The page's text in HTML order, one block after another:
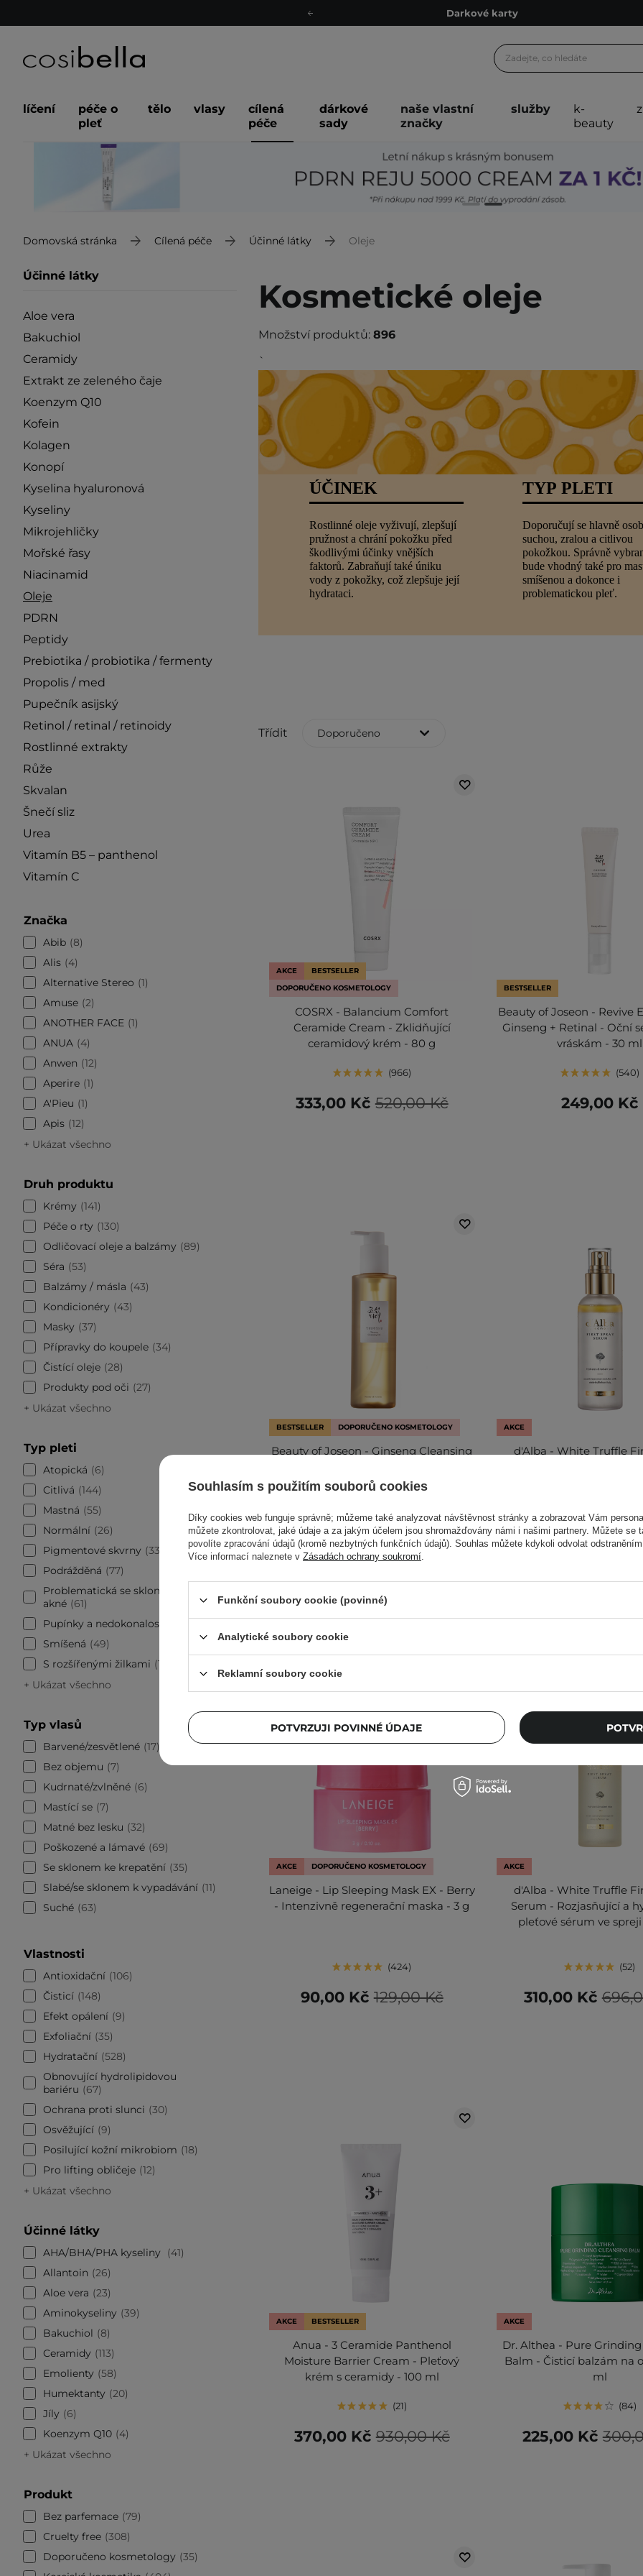
Ekologické balení
Odeslání do 24 hod.
Ekologické balení
líčení
péče o
pleť
tělo vlasy
cílená
péče
dárkové
sady
naše vlastní
značky
služby
k-
beauty
Domovská stránka Cílená péče Účinné látky Oleje
Účinné látky
Aloe vera
Bakuchiol
Ceramidy
Extrakt ze zeleného čaje
Koenzym Q10
Kofein
Kolagen
Konopí
Kyselina hyaluronová
Kyseliny
Mikrojehličky
Mořské řasy
Niacinamid
Oleje
PDRN
Peptidy
Prebiotika / probiotika / fermenty
Propolis / med
Pupečník asijský
Retinol / retinal / retinoidy
Rostlinné extrakty
Růže
Skvalan
Šnečí sliz
Urea
Vitamín B5 – panthenol
Vitamín C
Značka
Abib 8
Alis
4
Alternative Stereo
1
Amuse 2
ANOTHER FACE 1
ANUA
4
Anwen
12
Aperire 1
A'Pieu
1
Apis 12
+ Ukázat všechno
Druh produktu
Krémy
141
Péče o rty
130
Odličovací oleje a balzámy
89
Séra
53
Balzámy / másla
43
Kondicionéry
43
Masky
37
Přípravky do koupele 34
Čistící oleje 28
Produkty pod oči
27
+ Ukázat všechno
Typ pleti
Atopická
6
Citlivá
144
Mastná
55
Normální 26
Pigmentové skvrny
33
Podrážděná
77
Problematická se sklonem k
akné
61
Pupínky a nedokonalosti
Smíšená
49
S rozšířenými žilkami
11
+ Ukázat všechno
Typ vlasů
Barvené/zesvětlené 17
Bez objemu
7
Kudrnaté/zvlněné
6
Mastící se 7
Matné bez lesku
32
Poškozené a lámavé
69
Se sklonem ke krepatění 35
Slabé/se sklonem k vypadávání 11
Suché
63
Vlastnosti
Antioxidační 106
Čisticí 148
Efekt opálení 9
Exfoliační 35
Hydratační 528
Obnovující hydrolipidovou
bariéru
67
Ochrana proti slunci
30
Osvěžující 9
Posilující kožní mikrobiom
18
Pro lifting obličeje 12
+ Ukázat všechno
Účinné látky
AHA/BHA/PHA kyseliny
41
Allantoin
26
Aloe vera
23
Aminokyseliny
39
Bakuchiol
8
Ceramidy
113
Emolienty
58
Humektanty
20
Jíly
6
Koenzym Q10
4
+ Ukázat všechno
Produkt
Bez parfemace 79
Cruelty free 308
Doporučeno kosmetology
35
Kosmetické oleje
Množství produktů: 896
`
ÚČINEK
Rostlinné oleje vyživují, zlepšují
pružnost a chrání pokožku před
škodlivými účinky vnějších
faktorů. Zabraňují také úniku
vody z pokožky, což zlepšuje její
hydrataci.
TYP PLETI
Doporučují se hlavně
suchou, zralou a citlivou
pokožkou. Správně
bude vhodný také pro
smíšenou a dokonce i
problematickou pleť.
Třídit Doporučeno
AKCE
BESTSELLER
DOPORUČENO KOSMETOLOGY
COSRX - Balancium Comfort
Ceramide Cream - Zklidňující
ceramidový krém - 80 g
966
520,00 Kč
333,00 Kč
BESTSELLER
Beauty of Joseon - Revive
Ginseng + Retinal - Oční
vráskám - 30 ml
540
249,00 Kč
BESTSELLER DOPORUČENO KOSMETOLOGY
Beauty of Joseon - Ginseng Cleansing
- 210 ml
584
407,00 Kč
AKCE
d'Alba - White Truffle
463,00 Kč
AKCE DOPORUČENO KOSMETOLOGY
Laneige - Lip Sleeping Mask EX - Berry
- Intenzivně regenerační maska - 3 g
424
129,00 Kč
90,00 Kč
AKCE
d'Alba - White Truffle
Serum - Rozjasňující a
pleťové sérum ve
52
310,00 Kč
AKCE BESTSELLER
Anua - 3 Ceramide Panthenol
Moisture Barrier Cream - Pleťový
krém s ceramidy - 100 ml
21
930,00 Kč
370,00 Kč
AKCE
Dr. Althea - Pure
Balm - Čisticí balzám na
ml
84
225,00 Kč
Souhlasím s použitím souborů cookies
Díky cookies web funguje správně; můžeme také analyzovat návštěvnost stránky a zobrazovat Vám
můžete zkontrolovat, jaké údaje a za jakým účelem jsou shromažďovány námi i našimi partnery. Můžete se
povolíte zpracování údajů (kromě nezbytných funkčních údajů). Souhlas můžete kdykoli odvolat
Více informací naleznete v Zásadách ochrany soukromí.
Funkční soubory cookie (povinné)
Analytické soubory cookie
Reklamní soubory cookie
POTVRZUJI POVINNÉ ÚDAJE